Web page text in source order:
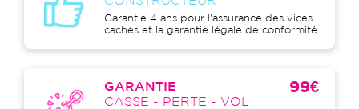
Garantie 4 ans pour l'assurance des vices
cachés et la garantie légale de conformité
GARANTIE
CASSE - PERTE - VOL
99€